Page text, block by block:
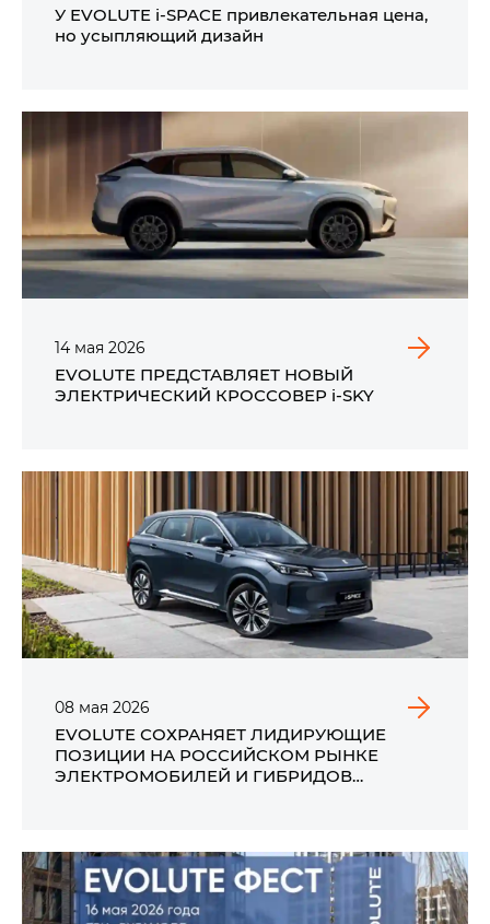
У EVOLUTE i‑SPACE привлекательная цена,
но усыпляющий дизайн
14 мая 2026
EVOLUTE ПРЕДСТАВЛЯЕТ НОВЫЙ
ЭЛЕКТРИЧЕСКИЙ КРОССОВЕР i‑SKY
08 мая 2026
EVOLUTE СОХРАНЯЕТ ЛИДИРУЮЩИЕ
ПОЗИЦИИ НА РОССИЙСКОМ РЫНКЕ
ЭЛЕКТРОМОБИЛЕЙ И ГИБРИДОВ